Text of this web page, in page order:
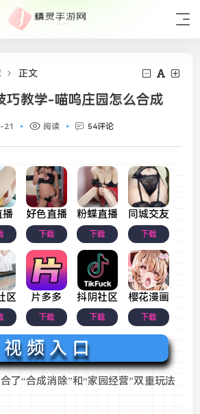
正文
巧教学-喵呜庄园怎么合成
21 阅读 54评论
播 好色直播
下载
粉蝶直播
下载
同城交友
下载
区 片多多
下载
抖阴社区
下载
樱花漫画
下载
视 频 入 口
了“合成消除”和“家园经营”双重玩法